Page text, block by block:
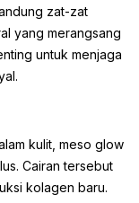
zat-zat
yang merangsang
untuk menjaga
kulit, meso glow
Cairan tersebut
kolagen baru.